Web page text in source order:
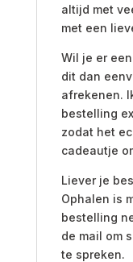
altijd met
met een
Wil je er
dit dan
afrekenen.
bestelling
zodat het
cadeautje
Liever je
Ophalen is
bestelling
de mail om
te spreken.